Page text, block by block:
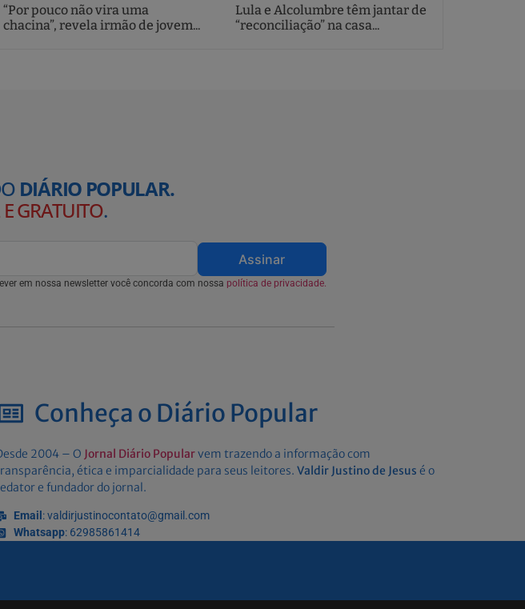
“Por pouco não vira uma
chacina”, revela irmão de jovem...
Lula e Alcolumbre têm jantar de
“reconciliação” na casa...
DIÁRIO POPULAR.
GRATUITO.
Assinar
em nossa newsletter você concorda com nossa política de privacidade.
Conheça o Diário Popular
2004 – O Jornal Diário Popularvem trazendo a informação com
ética e imparcialidade para seus leitores. Valdir Justino de Jesus é o
e fundador do jornal.
Email : valdirjustinocontato@gmail.com
Whatsapp: 62985861414